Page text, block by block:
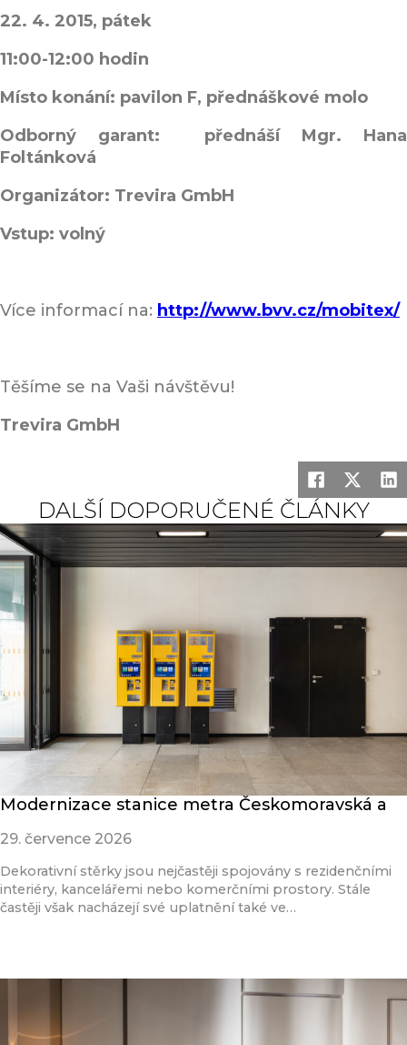
22. 4. 2015, pátek
11:00-12:00 hodin
Místo konání: pavilon F, přednáškové molo
Odborný garant: přednáší Mgr. Hana
Foltánková
Organizátor: Trevira GmbH
Vstup: volný
Více informací na: http://www.bvv.cz/mobitex/
Těšíme se na Vaši návštěvu!
Trevira GmbH
DALŠÍ DOPORUČENÉ ČLÁNKY
Modernizace stanice metra Českomoravská a
29. července 2026
Dekorativní stěrky jsou nejčastěji spojovány s rezidenčními
interiéry, kancelářemi nebo komerčními prostory. Stále
častěji však nacházejí své uplatnění také ve…